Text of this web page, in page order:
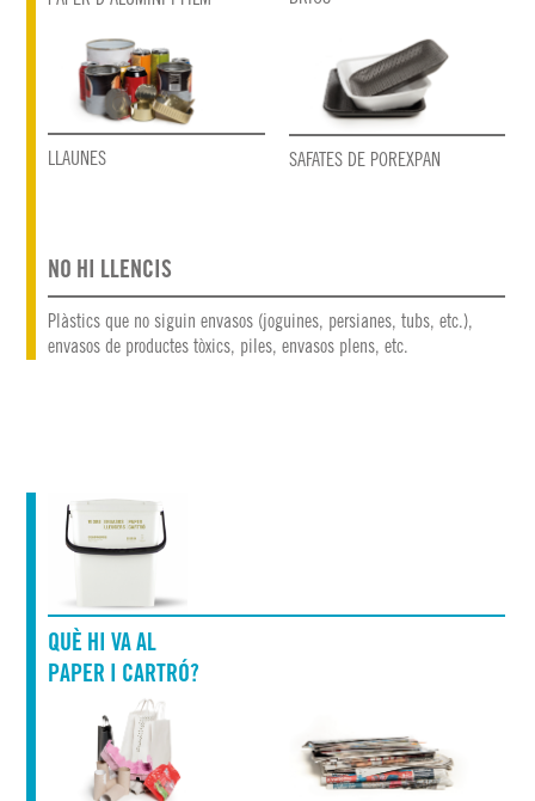
LLAUNES SAFATES DE POREXPAN
NO HI LLENCIS
Plàstics que no siguin envasos (joguines, persianes, tubs, etc.),
envasos de productes tòxics, piles, envasos plens, etc.
QUÈ HI VA AL
PAPER I CARTRÓ?